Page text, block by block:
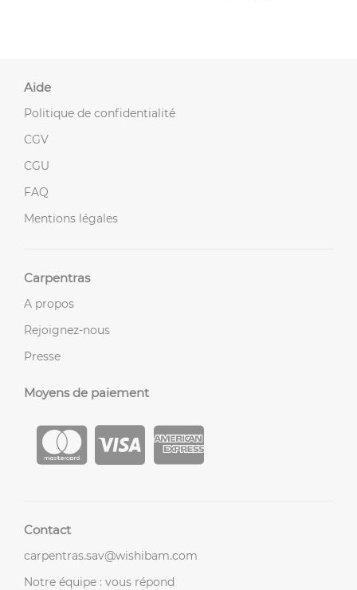
Aide
Politique de confidentialité
CGV
CGU
FAQ
Mentions légales
Carpentras
A propos
Rejoignez-nous
Presse
Moyens de paiement
Contact
carpentras.sav@wishibam.com
Notre équipe : vous répond